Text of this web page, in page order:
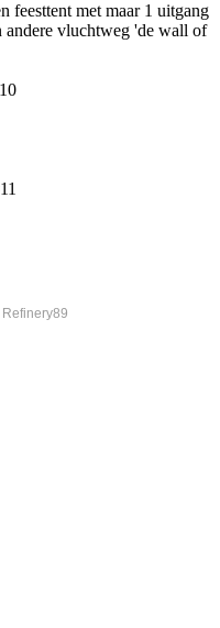
feesttent met maar 1 uitgang
andere vluchtweg 'de wall of